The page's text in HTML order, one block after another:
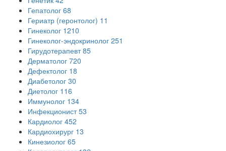
Гепатолог 68
Гериатр (геронтолог) 11
Гинеколог 1210
Гинеколог-эндокринолог 251
Гирудотерапевт 85
Дерматолог 720
Дефектолог 18
Диабетолог 30
Диетолог 116
Иммунолог 134
Инфекционист 53
Кардиолог 452
Кардиохирург 13
Кинезиолог 65